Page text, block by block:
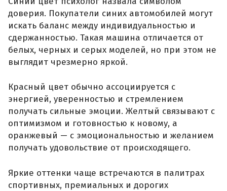
доверия. Покупатели синих автомобилей могут
искать баланс между индивидуальностью и
сдержанностью. Такая машина отличается от
белых, черных и серых моделей, но при этом не
выглядит чрезмерно яркой.
Красный цвет обычно ассоциируется с
энергией, уверенностью и стремлением
получать сильные эмоции. Желтый связывают с
оптимизмом и готовностью к новому, а
оранжевый — с эмоциональностью и желанием
получать удовольствие от происходящего.
Яркие оттенки чаще встречаются в палитрах
спортивных, премиальных и дорогих